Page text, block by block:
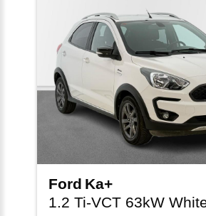
Ford Ka+
1.2 Ti-VCT 63kW